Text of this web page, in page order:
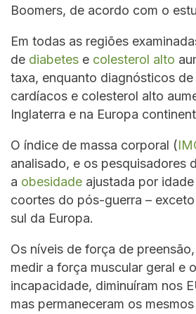
Boomers, de acordo com o
Em todas as regiões
de diabetes e colesterol alto
taxa, enquanto diagnósticos
cardíacos e colesterol alto
Inglaterra e na Europa
O índice de massa corporal (
analisado, e os pesquisadores
a obesidade ajustada por
coortes do pós-guerra –
sul da Europa.
Os níveis de força de
medir a força muscular geral e
incapacidade, diminuíram nos
mas permaneceram os